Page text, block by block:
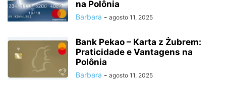
na Polônia
Barbara - agosto 11, 2025
Bank Pekao – Karta z Żubrem:
Praticidade e Vantagens na
Polônia
Barbara - agosto 11, 2025